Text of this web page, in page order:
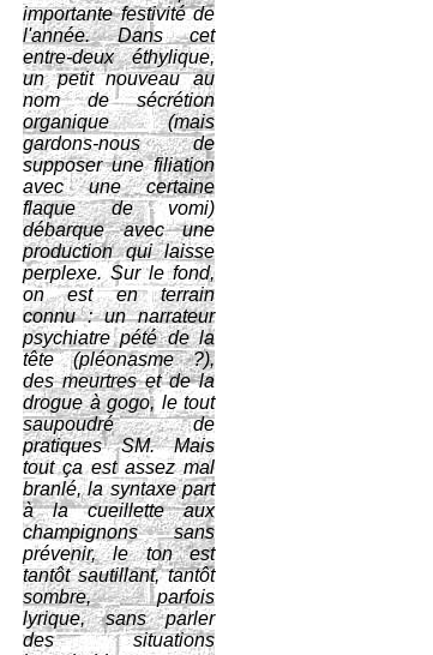
importante festivité de
l'année. Dans cet
entre-deux éthylique,
un petit nouveau au
nom de sécrétion
organique (mais
gardons-nous de
supposer une filiation
avec une certaine
flaque de vomi)
débarque avec une
production qui laisse
perplexe. Sur le fond,
on est en terrain
connu : un narrateur
psychiatre pété de la
tête (pléonasme ?),
des meurtres et de la
drogue à gogo, le tout
saupoudré de
pratiques SM. Mais
tout ça est assez mal
branlé, la syntaxe part
à la cueillette aux
champignons sans
prévenir, le ton est
tantôt sautillant, tantôt
sombre, parfois
lyrique, sans parler
des situations